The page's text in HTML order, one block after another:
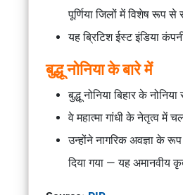
पूर्णियाजिलों में विशेष रूप से
यह ब्रिटिश ईस्ट इंडिया
बुद्धू नोनिया के बारे में
बुद्धू नोनिया बिहार के
वेमहात्मा गांधीके नेतृत्व में
उन्होंनेनागरिक अवज्ञाके रूप
दिया गया — यह अमानवीय